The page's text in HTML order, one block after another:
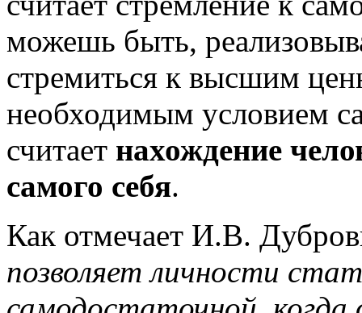
можешь быть,
стремиться к высшим
необходимым условием
считает нахождение
самого себя.
Как отмечает И.В.
позволяет личности